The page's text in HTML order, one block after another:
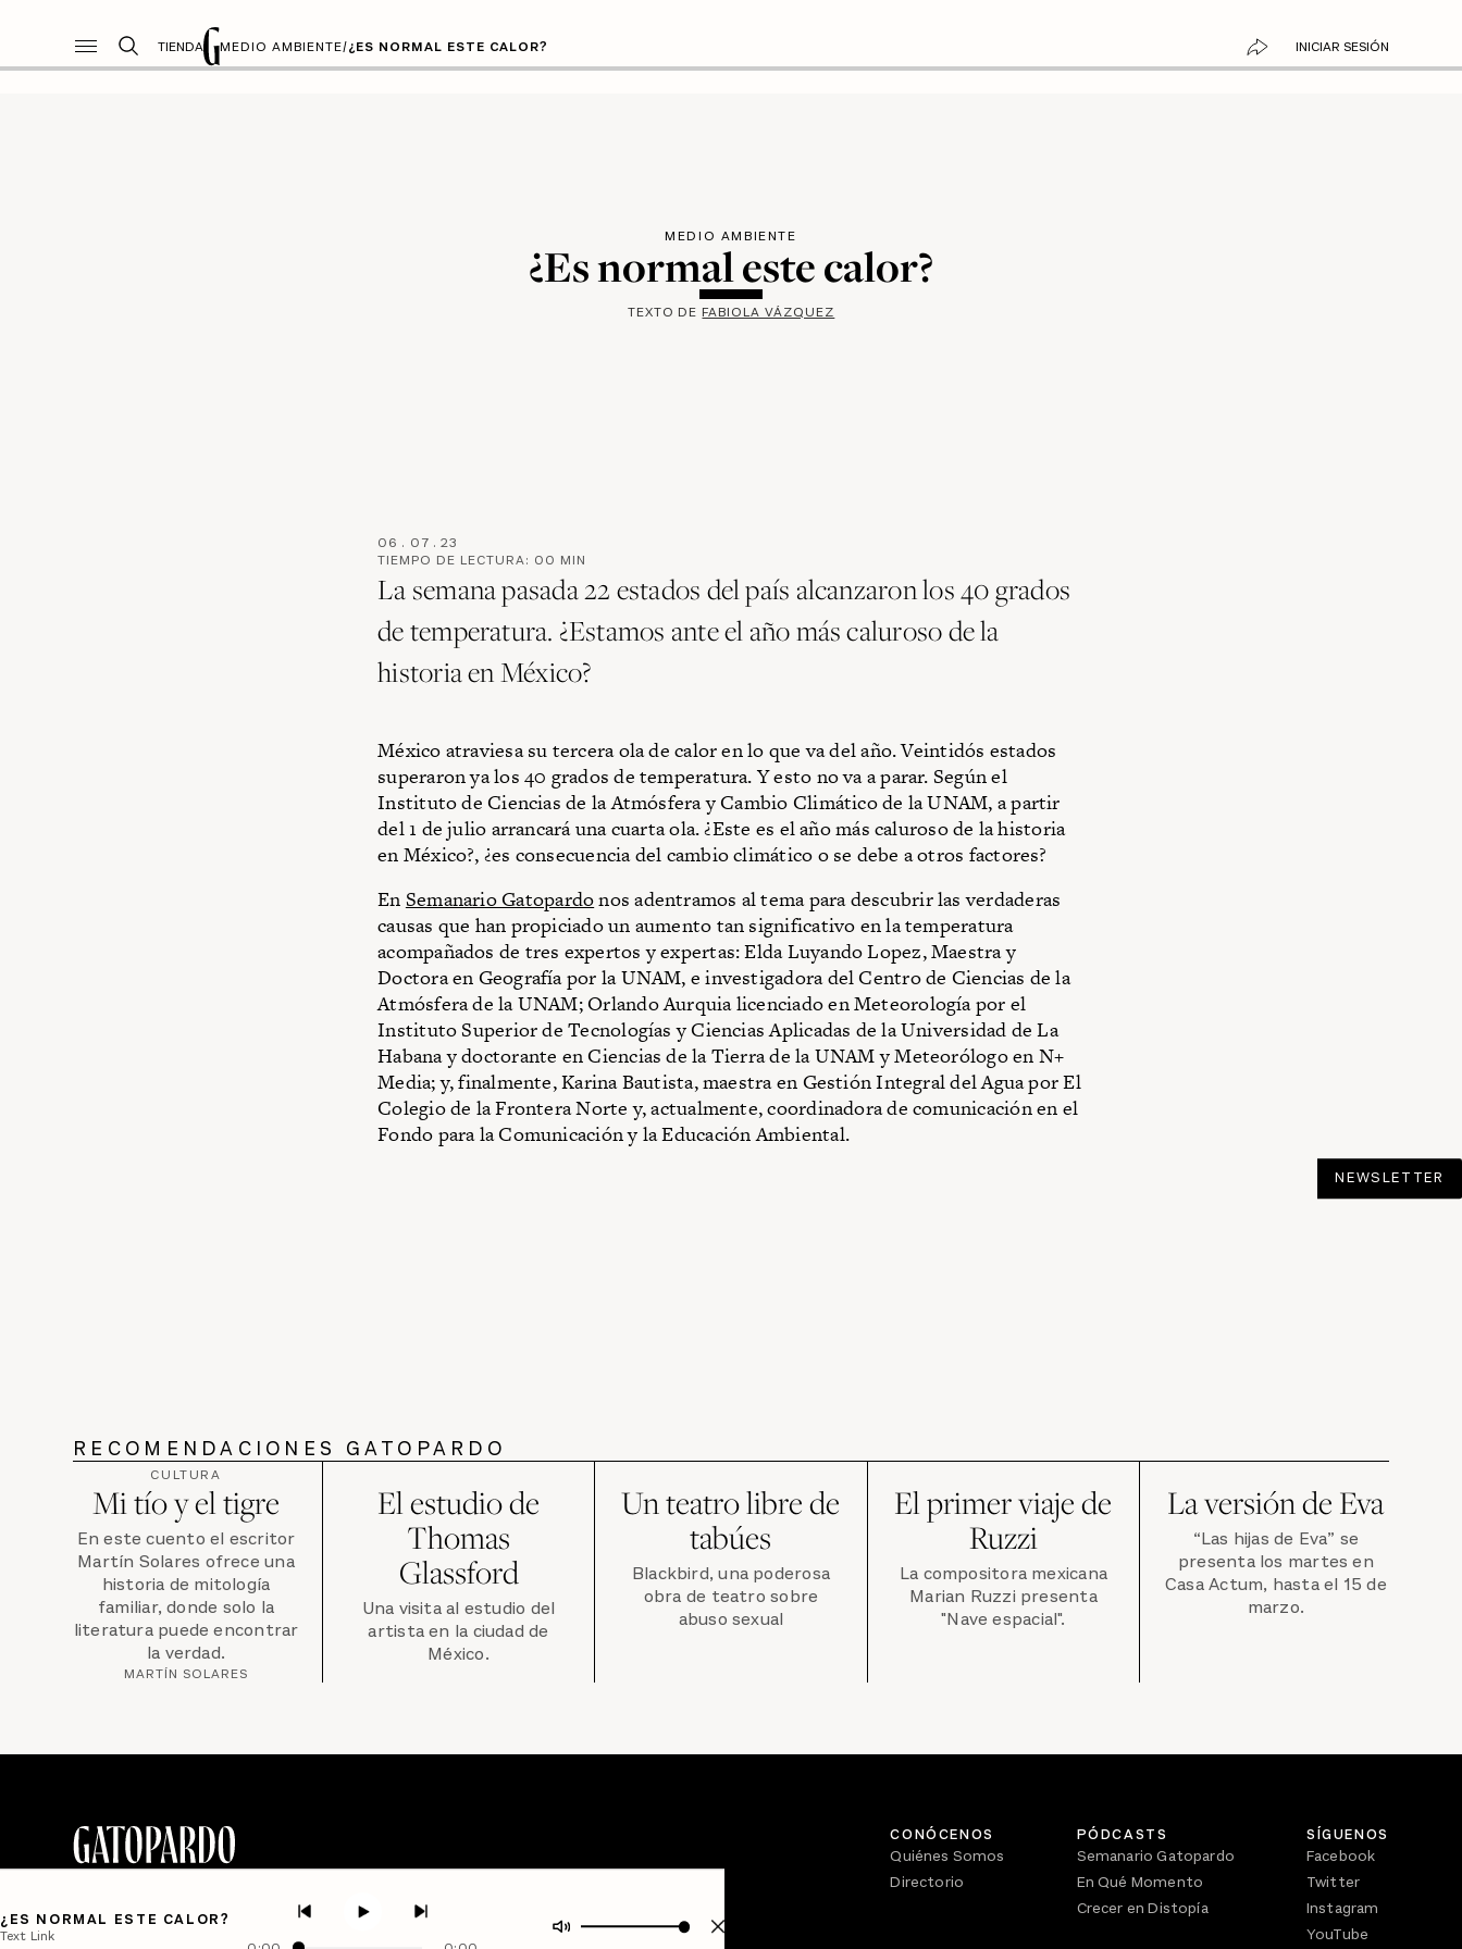
TIENDA MEDIO AMBIENTE/¿ES NORMAL ESTE CALOR? INICIAR SESIÓN
MEDIO AMBIENTE
¿Es normal este calor?
TEXTO DE FABIOLA VÁZQUEZ
06 . 07 . 23
TIEMPO DE LECTURA: 00 MIN
La semana pasada 22 estados del país alcanzaron los 40 grados
de temperatura. ¿Estamos ante el año más caluroso de la
historia en México?
México atraviesa su tercera ola de calor en lo que va del año. Veintidós estados
superaron ya los 40 grados de temperatura. Y esto no va a parar. Según el
Instituto de Ciencias de la Atmósfera y Cambio Climático de la UNAM, a partir
del 1 de julio arrancará una cuarta ola. ¿Este es el año más caluroso de la historia
en México?, ¿es consecuencia del cambio climático o se debe a otros factores?
En Semanario Gatopardonos adentramos al tema para descubrir las verdaderas
causas que han propiciado un aumento tan significativo en la temperatura
acompañados de tres expertos y expertas: Elda Luyando Lopez, Maestra y
Doctora en Geografía por la UNAM, e investigadora del Centro de Ciencias de la
Atmósfera de la UNAM; Orlando Aurquia licenciado en Meteorología por el
Instituto Superior de Tecnologías y Ciencias Aplicadas de la Universidad de La
Habana y doctorante en Ciencias de la Tierra de la UNAM y Meteorólogo en N+
Media; y, finalmente, Karina Bautista, maestra en Gestión Integral del Agua por El
Colegio de la Frontera Norte y, actualmente, coordinadora de comunicación en el
Fondo para la Comunicación y la Educación Ambiental.
NEWSLETTER
RECOMENDACIONES GATOPARDO
CULTURA
Mi tío y el tigre
En este cuento el escritor
Martín Solares ofrece una
historia de mitología
familiar, donde solo la
literatura puede encontrar
la verdad.
MARTÍN SOLARES
El estudio de
Thomas
Glassford
Una visita al estudio del
artista en la ciudad de
México.
Un teatro libre de
tabúes
Blackbird, una poderosa
obra de teatro sobre
abuso sexual
El primer viaje de
Ruzzi
La compositora mexicana
Marian Ruzzi presenta
"Nave espacial".
La versión de Eva
“Las hijas de Eva” se
presenta los martes en
Casa Actum, hasta el 15 de
marzo.
¿ES NORMAL ESTE CALOR?
Text Link
CONÓCENOS
Quiénes Somos
Directorio
PÓDCASTS
Semanario Gatopardo
En Qué Momento
Crecer en Distopía
SÍGUENOS
Facebook
Twitter
Instagram
YouTube